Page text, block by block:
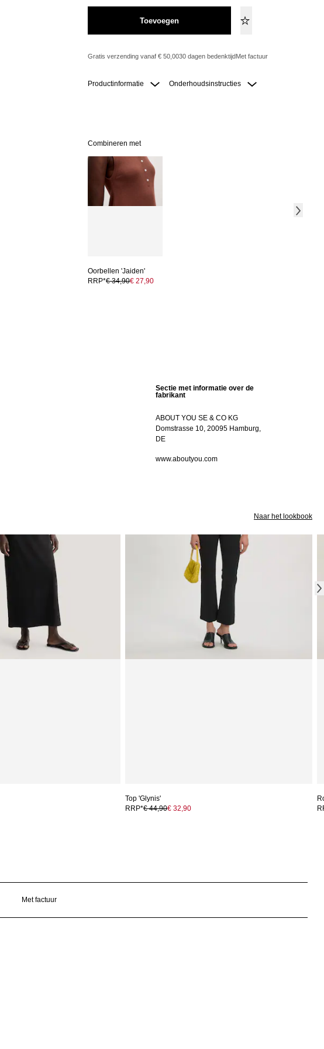
Toevoegen
Gratis verzending vanaf € 50,0030 dagen bedenktijdMet factuur
Productinformatie Onderhoudsinstructies
Combineren met
Oorbellen 'Jaiden'
RRP*€ 34,90€ 27,90
Sectie met informatie over de
fabrikant
ABOUT YOU SE & CO KG
Domstrasse 10, 20095 Hamburg,
DE
www.aboutyou.com
Naar het lookbook
Top 'Glynis'
RRP*€ 44,90€ 32,90
Met factuur